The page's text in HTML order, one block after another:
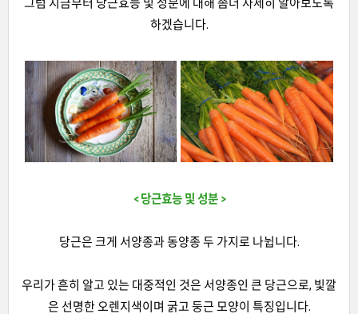
그럼 지금부터 당근효능 및 성분에 대해 좀더 자세히 알아보도록
하겠습니다.
< 당근효능 및 성분 >
당근은 크게 서양종과 동양종 두 가지로 나뉩니다.
우리가 흔히 알고 있는 대중적인 것은 서양종인 큰 당근으로, 빛깔
은 선명한 오렌지색이며 굵고 둥근 모양이 특징입니다.